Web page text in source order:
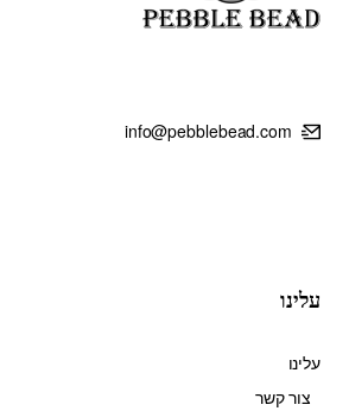
info@pebblebead.com
עלינו
עלינו
צור קשר